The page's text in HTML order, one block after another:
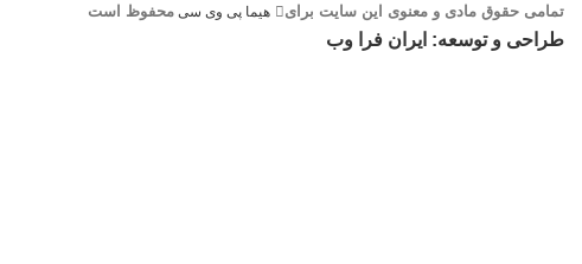
تمامی حقوق مادی و معنوی این سایت برای هیما پی وی سی محفوظ است
طراحی و توسعه: ایران فرا وب